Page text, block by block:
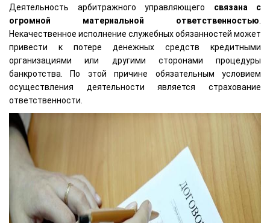
Деятельность арбитражного управляющего связана с
огромной материальной ответственностью
Некачественное исполнение служебных обязанностей может
привести к потере денежных средств кредитными
организациями или другими сторонами процедуры
банкротства. По этой причине обязательным условием
осуществления деятельности является страхование
ответственности.